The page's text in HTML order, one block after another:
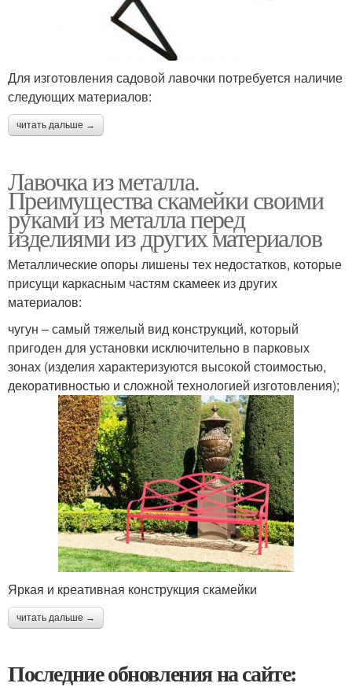
Для изготовления садовой лавочки потребуется наличие
следующих материалов:
читать дальше →
Лавочка из металла.
Преимущества скамейки своими
руками из металла перед
изделиями из других материалов
Металлические опоры лишены тех недостатков, которые
присущи каркасным частям скамеек из других
материалов:
чугун – самый тяжелый вид конструкций, который
пригоден для установки исключительно в парковых
зонах (изделия характеризуются высокой стоимостью,
декоративностью и сложной технологией изготовления);
Яркая и креативная конструкция скамейки
читать дальше →
Последние обновления на сайте: